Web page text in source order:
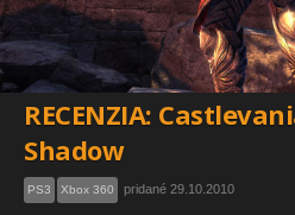
RECENZIA:
Shadow
PS3 Xbox 360 pridané 29.10.2010